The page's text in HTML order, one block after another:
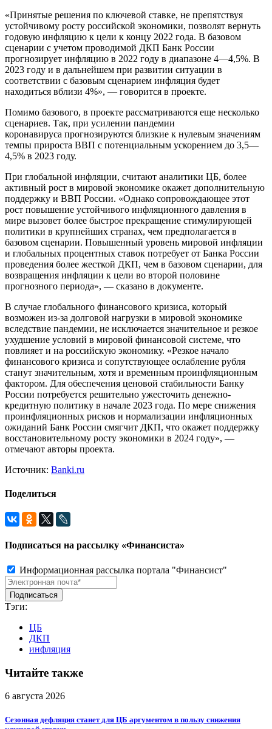
«Принятые решения по ключевой ставке, не препятствуя
устойчивому росту российской экономики, позволят вернуть
годовую инфляцию к цели к концу 2022 года. В базовом
сценарии с учетом проводимой ДКП Банк России
прогнозирует инфляцию в 2022 году в диапазоне 4—4,5%. В
2023 году и в дальнейшем при развитии ситуации в
соответствии с базовым сценарием инфляция будет
находиться вблизи 4%», — говорится в проекте.
Помимо базового, в проекте рассматриваются еще несколько
сценариев. Так, при усилении пандемии
коронавируса прогнозируются близкие к нулевым значениям
темпы прироста ВВП с потенциальным ускорением до 3,5—
4,5% в 2023 году.
При глобальной инфляции, считают аналитики ЦБ, более
активный рост в мировой экономике окажет дополнительную
поддержку и ВВП России. «Однако сопровождающее этот
рост повышение устойчивого инфляционного давления в
мире вызовет более быстрое прекращение стимулирующей
политики в крупнейших странах, чем предполагается в
базовом сценарии. Повышенный уровень мировой инфляции
и глобальных процентных ставок потребует от Банка России
проведения более жесткой ДКП, чем в базовом сценарии, для
возвращения инфляции к цели во второй половине
прогнозного периода», — сказано в документе.
В случае глобального финансового кризиса, который
возможен из-за долговой нагрузки в мировой экономике
вследствие пандемии, не исключается значительное и резкое
ухудшение условий в мировой финансовой системе, что
повлияет и на российскую экономику. «Резкое начало
финансового кризиса и сопутствующее ослабление рубля
станут значительным, хотя и временным проинфляционным
фактором. Для обеспечения ценовой стабильности Банку
России потребуется решительно ужесточить денежно-
кредитную политику в начале 2023 года. По мере снижения
проинфляционных рисков и нормализации инфляционных
ожиданий Банк России смягчит ДКП, что окажет поддержку
восстановительному росту экономики в 2024 году», —
отмечают авторы проекта.
Источник: Banki.ru
Поделиться
Подписаться на рассылку «Финансиста»
Информационная рассылка портала "Финансист"
Тэги:
ЦБ
ДКП
инфляция
Читайте также
6 августа 2026
Сезонная дефляция станет для ЦБ аргументом в пользу снижения